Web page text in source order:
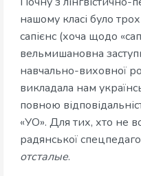
нашому класі було
сапієнс (хоча щодо
вельмишановна
навчально-виховної
викладала нам
повною
«УО». Для тих, хто не
радянської
отсталые.